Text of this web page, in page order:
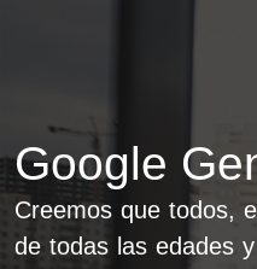
Google
Creemos que todos,
de todas las edades